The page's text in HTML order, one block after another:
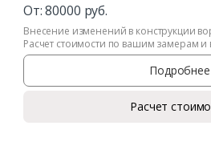
От:80000 руб.
Внесение изменений в конструкции
Расчет стоимости по вашим замерам
Подробнее
Расчет